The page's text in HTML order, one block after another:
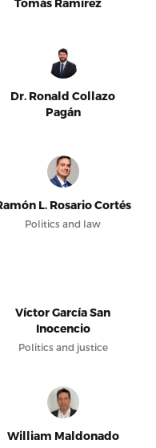
Tomás Ramírez
Dr. Ronald Collazo
Pagán
L. Rosario Cortés
Politics and law
Víctor García San
Inocencio
Politics and justice
William Maldonado